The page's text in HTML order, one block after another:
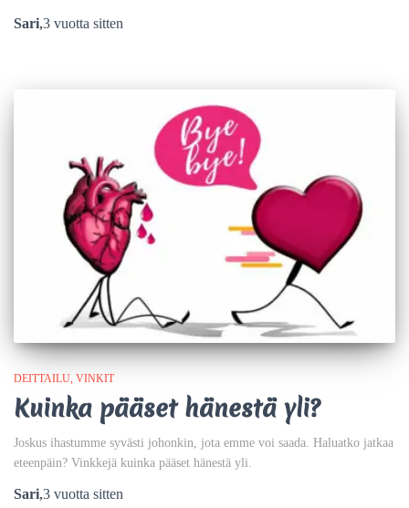
Sari,3 vuotta sitten
DEITTAILU VINKIT
Kuinka pääset hänestä yli?
Joskus ihastumme syvästi johonkin, jota emme voi saada. Haluatko jatkaa
eteenpäin? Vinkkejä kuinka pääset hänestä yli.
Sari,3 vuotta sitten